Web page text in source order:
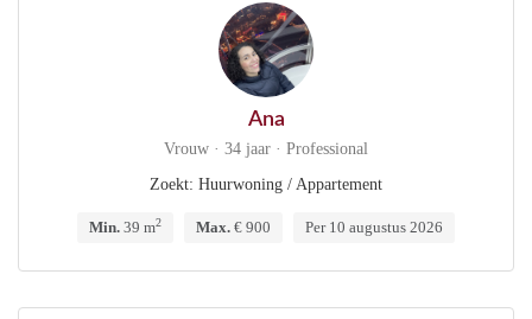
Ana
Vrouw · 34 jaar · Professional
Zoekt: Huurwoning / Appartement
Min. 39 m2 Max. € 900 Per 10 augustus 2026